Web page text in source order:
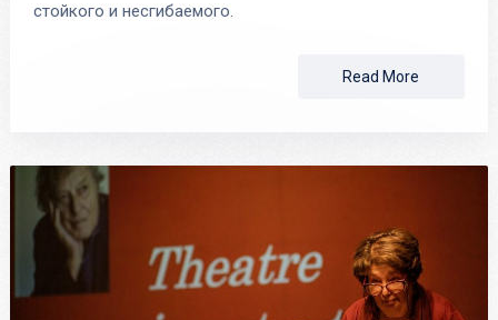
стойкого и несгибаемого.
Read More